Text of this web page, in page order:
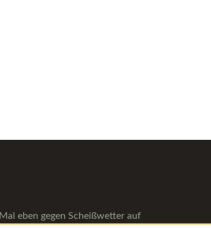
Mal eben gegen Scheißwetter auf